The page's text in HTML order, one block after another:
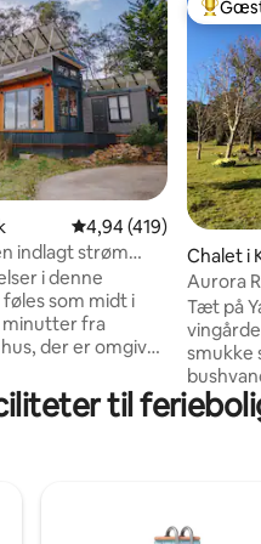
400 omtaler
4,94 ud af 5 i
4,94 (419)
indlagt strøm
i denne
som midt i
minutter fra
med at du
har et komplet
over bjergene
Chalet i
Aurora
areal
Tæt på
smukke
til